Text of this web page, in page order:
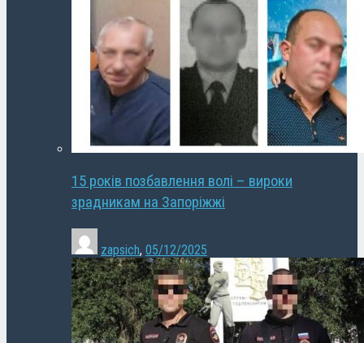
15 років позбавлення волі – вироки
зрадникам на Запоріжжі
zapsich, 05/12/2025